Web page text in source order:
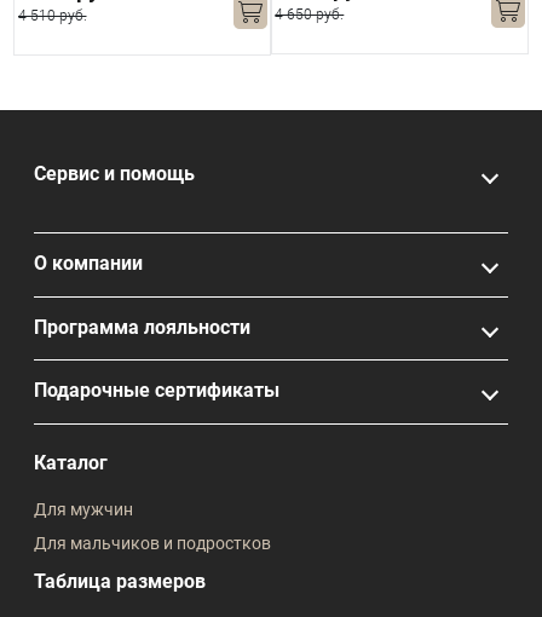
4 510 руб. 4 650 руб.
Сервис и помощь
О компании
Программа лояльности
Подарочные сертификаты
Каталог
Для мужчин
Для мальчиков и подростков
Таблица размеров